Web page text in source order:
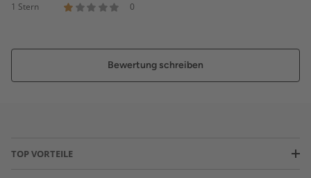
1 Stern
0
Bewertung schreiben
TOP VORTEILE